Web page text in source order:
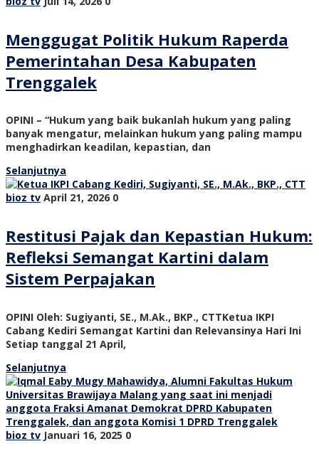
Menggugat Politik Hukum Raperda
Pemerintahan Desa Kabupaten
Trenggalek
OPINI – “Hukum yang baik bukanlah hukum yang paling
banyak mengatur, melainkan hukum yang paling mampu
menghadirkan keadilan, kepastian, dan
Selanjutnya
bioz tv April 21, 2026 0
Restitusi Pajak dan Kepastian Hukum:
Refleksi Semangat Kartini dalam
Sistem Perpajakan
OPINI Oleh: Sugiyanti, SE., M.Ak., BKP., CTTKetua IKPI
Cabang Kediri Semangat Kartini dan Relevansinya Hari Ini
Setiap tanggal 21 April,
Selanjutnya
bioz tv Januari 16, 2025 0